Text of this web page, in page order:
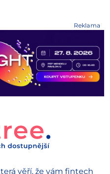
Reklama
věří, že vám fintech